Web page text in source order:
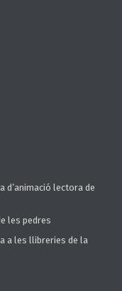
d’animació lectora de
les pedres
a les llibreries de la